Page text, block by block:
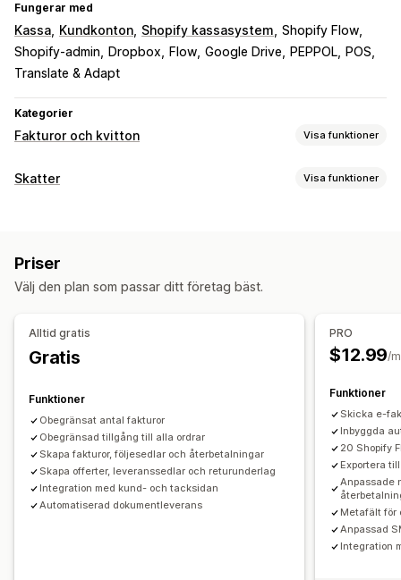
Fungerar med
Kassa Kundkonton Shopify kassasystem Shopify Flow
Shopify-admin
Dropbox Flow Google Drive PEPPOL
POS
Translate & Adapt
Kategorier
Fakturor och kvitton Visa funktioner
Dokumenttyper
Återbetalningar
Färg och teckensnitt
Fakturanummer
Flera valutor
Filhantering
Bulknedladdning Filnamn
Automatisering av e-postmeddelanden PDF-generering
Utskrift och export Rapporter
Skatter Visa funktioner
Registrering
Kontroll av skattenummer
Dataexport
Priser
Välj den plan som passar ditt företag bäst.
Alltid gratis
Gratis
Funktioner
Obegränsat antal fakturor
Obegränsad tillgång till alla ordrar
Skapa fakturor, följesedlar och återbetalningar
Skapa offerter, leveranssedlar och returunderlag
Integration med kund- och tacksidan
Automatiserad dokumentleverans
PRO
$12.99/
Funktioner
Skicka e-
Inbyggda
20 Shopify
Exportera
Anpassade
Metafält för
Anpassad
Integration